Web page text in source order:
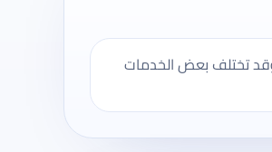
وقد تختلف بعض الخدمات